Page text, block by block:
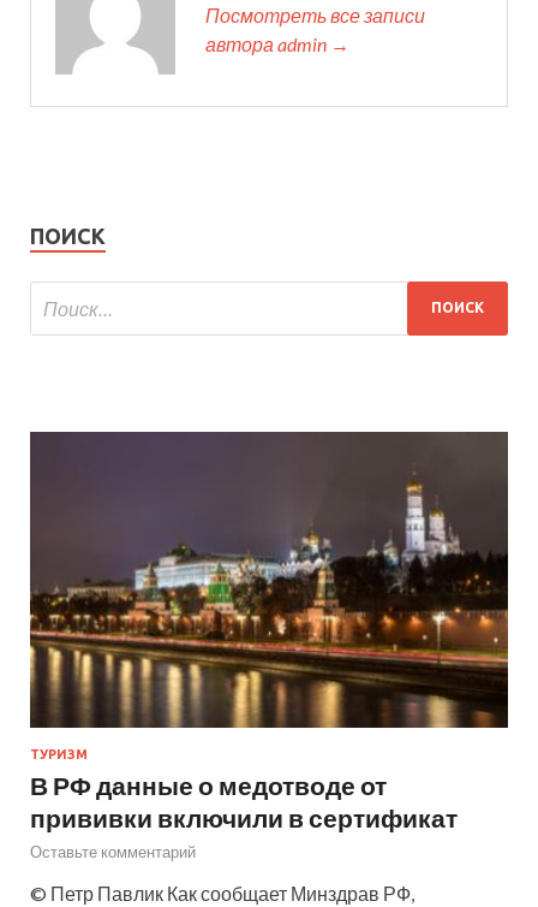
Посмотреть все записи
автора admin →
ПОИСК
ТУРИЗМ
В РФ данные о медотводе от
прививки включили в сертификат
Оставьте комментарий
© Петр Павлик Как сообщает Минздрав РФ,